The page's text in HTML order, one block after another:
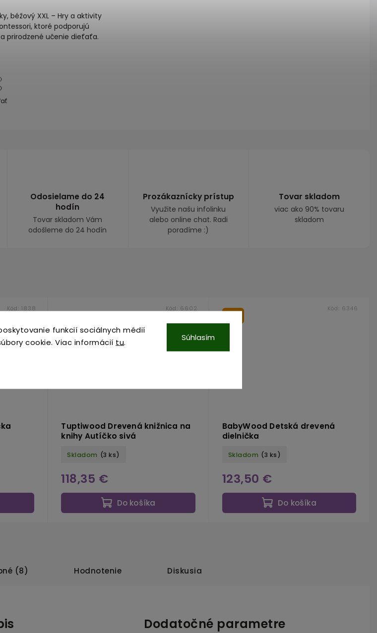
funkcií sociálnych médií
cookie. Viac informácií tu. Súhlasím
béžový XXL – Hry a aktivity
ktoré podporujú
prirodzené učenie dieťaťa.
Odosielame do 24
hodín
Tovar skladom Vám
odošleme do 24 hodín
Prozákaznícky prístup
Využite našu infolinku
alebo online chat. Radi
poradíme :)
Tovar skladom
viac ako 90% tovaru
skladom
Kód:1838
Tuptiwood Drevená knižnica na
knihy Autíčko sivá
Skladom (3 ks)
118,35 €
Do košíka
Kód: 6602
BabyWood Detská drevená
dielnička
Skladom (3 ks)
123,50 €
Do košíka
Kód: 6346
(8) Hodnotenie Diskusia
Dodatočné parametre